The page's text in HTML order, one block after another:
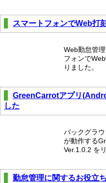
スマートフォンでWeb打
Web勤怠管
フォンで
りました。
GreenCarrotアプリ
した
バックグラ
が動作する
Ver.1.0.2 を
勤怠管理に関するお役立